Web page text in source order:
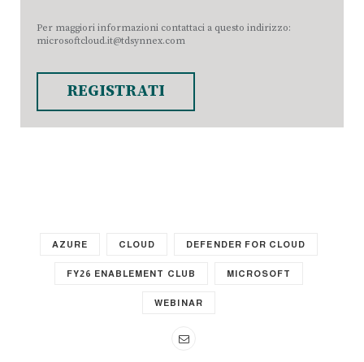
Per maggiori informazioni contattaci a questo indirizzo:
microsoftcloud.it@tdsynnex.com
REGISTRATI
AZURE CLOUD DEFENDER FOR CLOUD
FY26 ENABLEMENT CLUB MICROSOFT
WEBINAR